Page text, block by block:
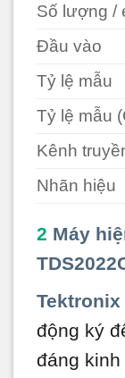
Số lượng /
Đầu vào
Tỷ lệ mẫu
Tỷ lệ mẫu
Kênh
Nhãn hiệu
2 Máy
Tektronix
động ký
đáng